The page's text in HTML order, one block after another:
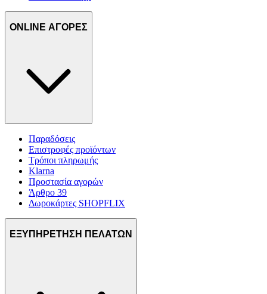
ONLINE ΑΓΟΡΕΣ
Παραδόσεις
Επιστροφές προϊόντων
Τρόποι πληρωμής
Klarna
Προστασία αγορών
Άρθρο 39
Δωροκάρτες SHOPFLIX
ΕΞΥΠΗΡΕΤΗΣΗ ΠΕΛΑΤΩΝ